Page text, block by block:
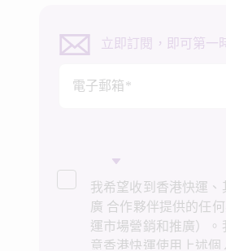
立即訂閱，即可第一
電子郵箱*
我希望收到香港快運
廣 合作夥伴提供的任
運市場營銷和推廣）
意香港快運使用上述